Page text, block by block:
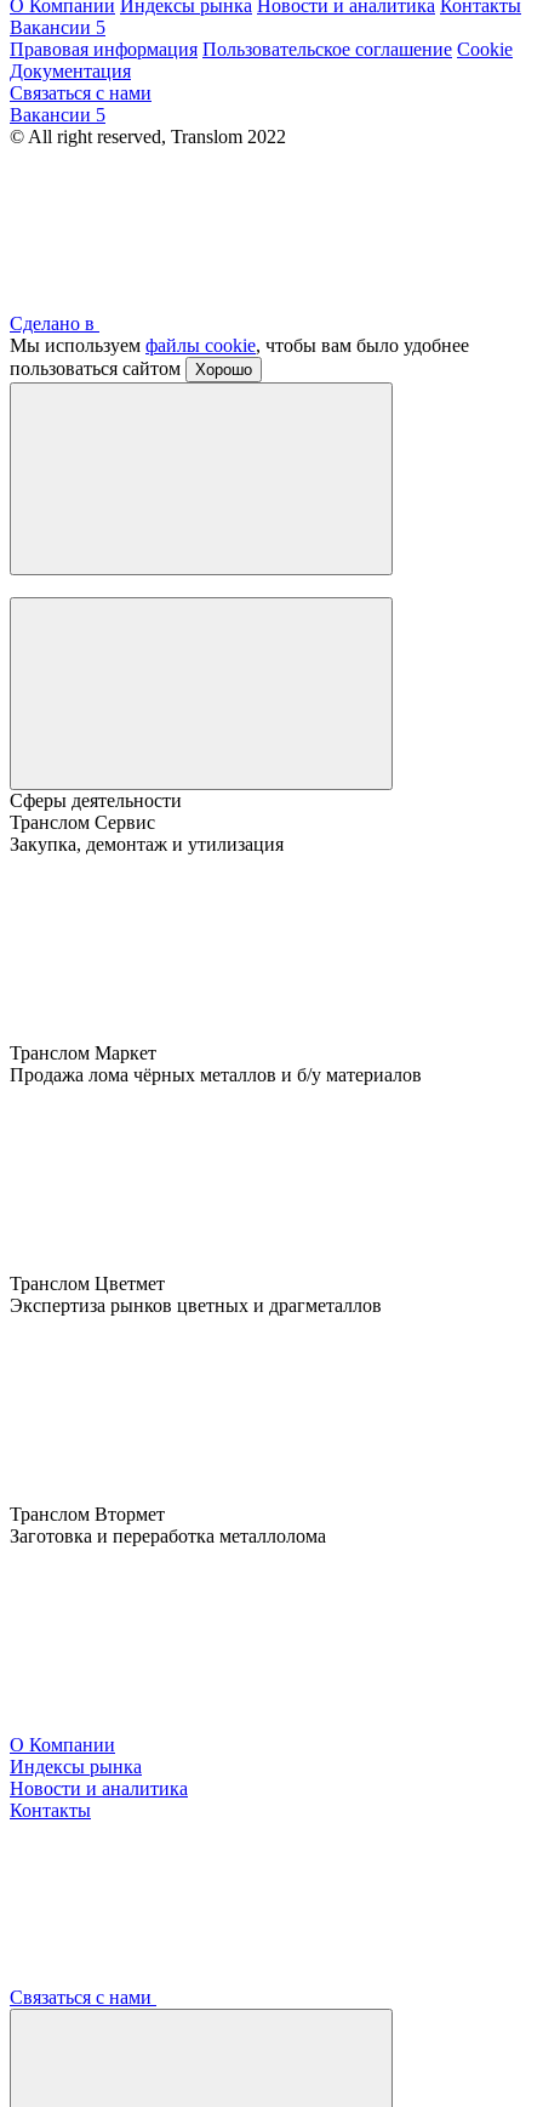
О Компании Индексы рынка Новости и аналитика Контакты
Вакансии 5
Правовая информация Пользовательское соглашение Cookie
Документация
Связаться с нами
Вакансии 5
© All right reserved, Translom 2022
Сделано в
Мы используем файлы cookie, чтобы вам было удобнее
пользоваться сайтом
Хорошо
Сферы деятельности
Транслом Сервис
Закупка, демонтаж и утилизация
Транслом Маркет
Продажа лома чёрных металлов и б/у материалов
Транслом Цветмет
Экспертиза рынков цветных и драгметаллов
Транслом Втормет
Заготовка и переработка металлолома
О Компании
Индексы рынка
Новости и аналитика
Контакты
Связаться с нами